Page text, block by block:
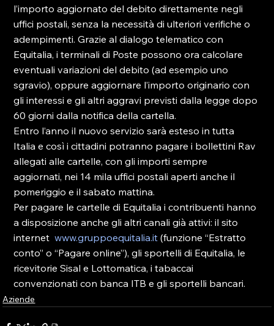
l’importo aggiornato del debito direttamente negli
uffici postali, senza la necessità di ulteriori verifiche o
adempimenti. Grazie al dialogo telematico con
Equitalia, i terminali di Poste possono ora calcolare
eventuali variazioni del debito (ad esempio uno
sgravio), oppure aggiornare l’importo originario con
gli interessi e gli altri aggravi previsti dalla legge dopo
60 giorni dalla notifica della cartella.
Entro l’anno il nuovo servizio sarà esteso in tutta
Italia e così i cittadini potranno pagare i bollettini Rav
allegati alle cartelle, con gli importi sempre
aggiornati, nei 14 mila uffici postali aperti anche il
pomeriggio e il sabato mattina.
Per pagare le cartelle di Equitalia i contribuenti hanno
a disposizione anche gli altri canali già attivi: il sito
internet www.gruppoequitalia.it (funzione “Estratto
conto” o “Pagare online”), gli sportelli di Equitalia, le
ricevitorie Sisal e Lottomatica, i tabaccai
convenzionati con banca ITB e gli sportelli bancari.
Aziende